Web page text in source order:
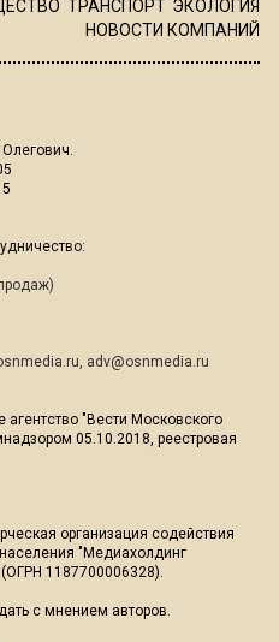
ТРАНСПОРТ ЭКОЛОГИЯ
НОВОСТИ КОМПАНИЙ
, adv@osnmedia.ru
"Вести Московского
05.10.2018, реестровая
организация содействия
"Медиахолдинг
1187700006328).
с мнением авторов.